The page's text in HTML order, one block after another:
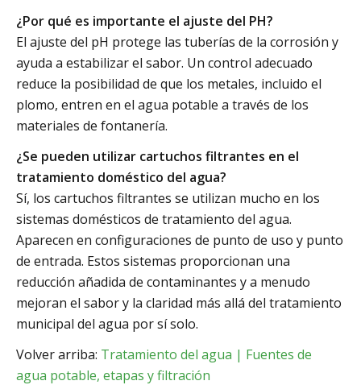
¿Por qué es importante el ajuste del PH?
El ajuste del pH protege las tuberías de la corrosión y
ayuda a estabilizar el sabor. Un control adecuado
reduce la posibilidad de que los metales, incluido el
plomo, entren en el agua potable a través de los
materiales de fontanería.
¿Se pueden utilizar cartuchos filtrantes en el
tratamiento doméstico del agua?
Sí, los cartuchos filtrantes se utilizan mucho en los
sistemas domésticos de tratamiento del agua.
Aparecen en configuraciones de punto de uso y punto
de entrada. Estos sistemas proporcionan una
reducción añadida de contaminantes y a menudo
mejoran el sabor y la claridad más allá del tratamiento
municipal del agua por sí solo.
Volver arriba: Tratamiento del agua | Fuentes de
agua potable, etapas y filtración